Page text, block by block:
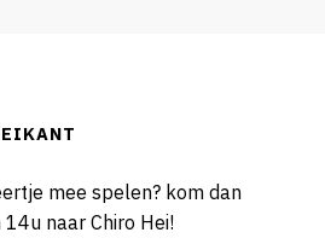
mee spelen? kom dan
naar Chiro Hei!